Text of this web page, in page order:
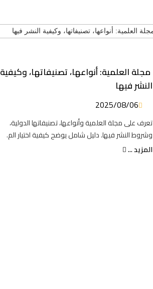
مجلة العلمية: أنواعها، تصنيفاتها، وكيفية
النشر فيها
2025/08/06
تعرف على مجلة العلمية وأنواعها، تصنيفاتها الدولية،
وشروط النشر فيها. دليل شامل يوضح كيفية اختيار الم.
المزيد ...